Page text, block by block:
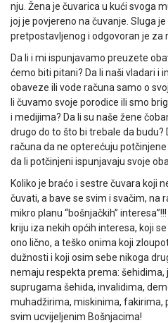
nju. Žena je čuvarica u kući svoga
joj je povjereno na čuvanje. Sluga
pretpostavljenog i odgovoran je za
Da li i mi ispunjavamo preuzete
ćemo biti pitani? Da li naši vladari i
obaveze ili vode računa samo o
li čuvamo svoje porodice ili smo
i medijima? Da li su naše žene
drugo do to što bi trebale da budu?
računa da ne opterećuju
da li potčinjeni ispunjavaju svoje
Koliko je braćo i sestre čuvara koji
čuvati, a bave se svim i svačim, na
mikro planu “bošnjačkih”
kriju iza nekih općih interesa, koji
ono lično, a teško onima koji
dužnosti i koji osim sebe nikoga
nemaju respekta prema:
suprugama šehida, invalidima,
muhadžirima, miskinima, fakirima,
svim ucvijeljenim Bošnjacima!